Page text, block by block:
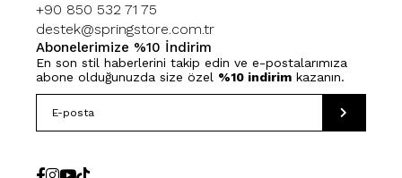
+90 850 532 71 75
destek@springstore.com.tr
Abonelerimize %10 İndirim
En son stil haberlerini takip edin ve e-postalarımıza
abone olduğunuzda size özel %10 indirim kazanın.